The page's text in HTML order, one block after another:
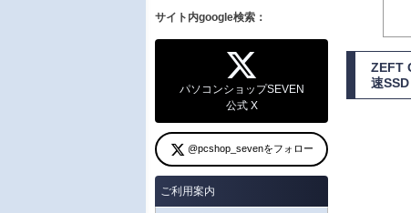
ZEFT
速SSD
サイト内google検索：
パソコンショップSEVEN
公式 X
@pcshop_sevenをフォロー
ご利用案内